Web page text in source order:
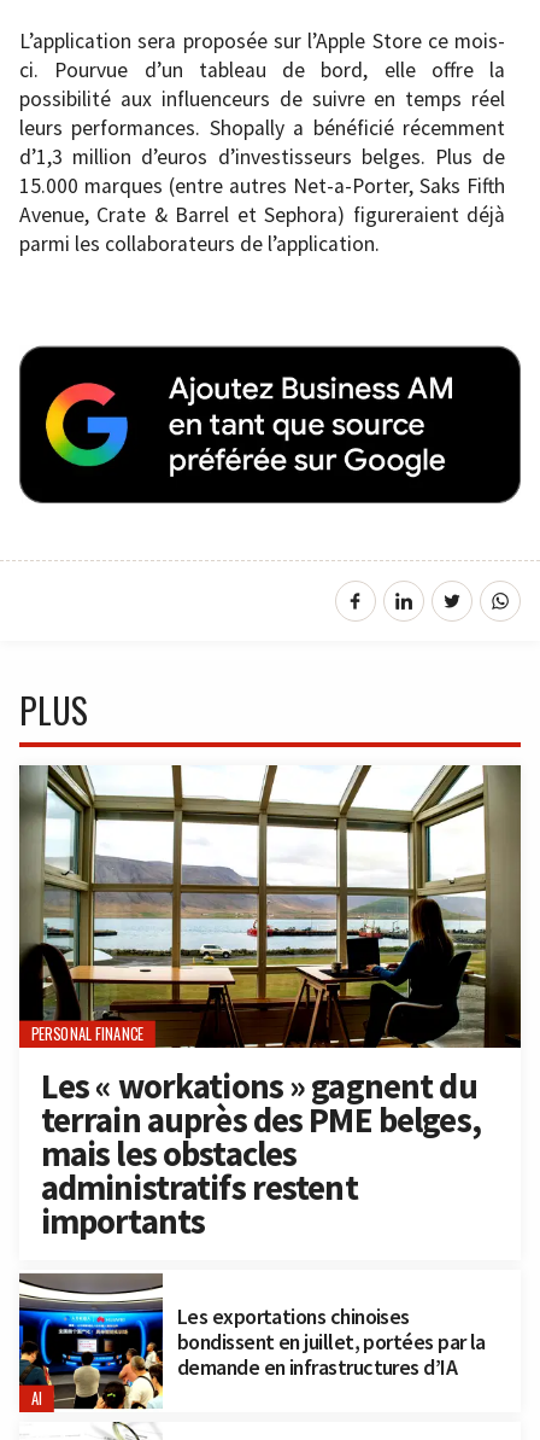
L’application sera proposée sur l’Apple Store ce mois-
ci. Pourvue d’un tableau de bord, elle offre la
possibilité aux influenceurs de suivre en temps réel
leurs performances. Shopally a bénéficié récemment
d’1,3 million d’euros d’investisseurs belges. Plus de
15.000 marques (entre autres Net-a-Porter, Saks Fifth
Avenue, Crate & Barrel et Sephora) figureraient déjà
parmi les collaborateurs de l’application.
PLUS
PERSONAL FINANCE
Les « workations » gagnent du
terrain auprès des PME belges,
mais les obstacles
administratifs restent
importants
AI
Les exportations chinoises
bondissent en juillet, portées par la
demande en infrastructures d’IA